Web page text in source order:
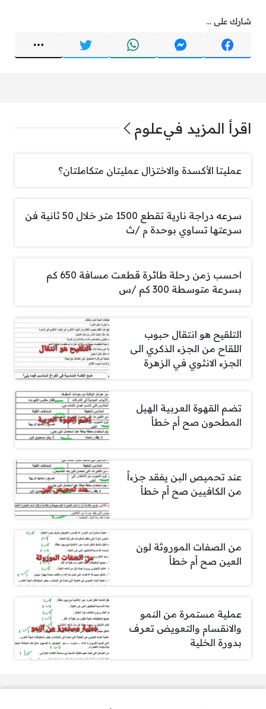
شارك على ...
اقرأ المزيد فيعلوم
عمليتا الأكسدة والاختزال عمليتان متكاملتان؟
سرعه دراجة نارية تقطع 1500 متر خلال 50 ثانية فن
سرعتها تساوي بوحدة م /ث
احسب زمن رحلة طائرة قطعت مسافة 650 كم
بسرعة متوسطة 300 كم /س
التلقيح هو انتقال حبوب
اللقاح من الجزء الذكري الى
الجزء الانثوي في الزهرة
تضم القهوة العربية الهيل
المطحون صح أم خطأ
عند تحميص البن يفقد جزءاً
من الكافيين صح أم خطأ
من الصفات الموروثة لون
العين صح أم خطأ
عملية مستمرة من النمو
والانقسام والتعويض تعرف
بدورة الخلية